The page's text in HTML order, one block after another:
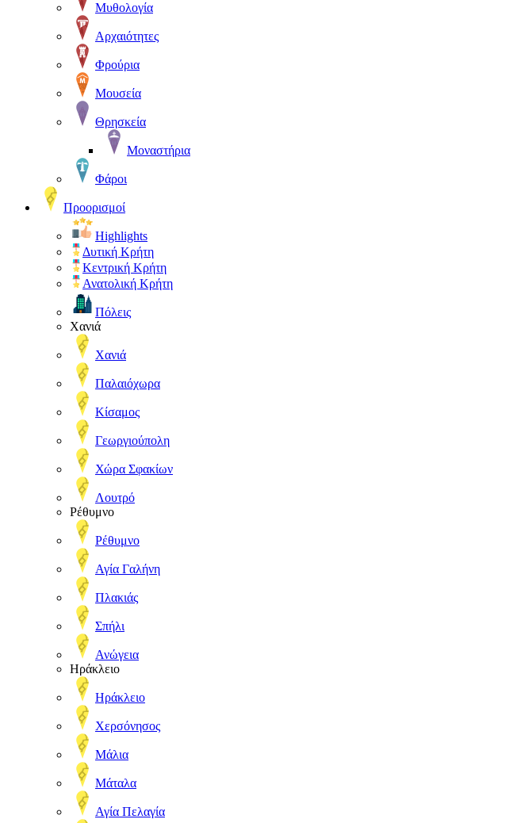
Μυθολογία
Αρχαιότητες
Φρούρια
Μουσεία
Θρησκεία
Μοναστήρια
Φάροι
Προορισμοί
Highlights
Δυτική Κρήτη
Κεντρική Κρήτη
Ανατολική Κρήτη
Πόλεις
Χανιά
Χανιά
Παλαιόχωρα
Κίσαμος
Γεωργιούπολη
Χώρα Σφακίων
Λουτρό
Ρέθυμνο
Ρέθυμνο
Αγία Γαλήνη
Πλακιάς
Σπήλι
Ανώγεια
Ηράκλειο
Ηράκλειο
Χερσόνησος
Μάλια
Μάταλα
Αγία Πελαγία